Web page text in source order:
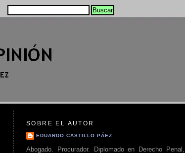
SOBRE EL AUTOR
EDUARDO CASTILLO PÁEZ
Abogado. Procurador. Diplomado en Derecho Penal,